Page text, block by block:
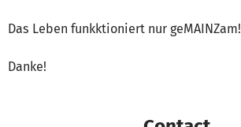
Das Leben funkktioniert nur geMAINZam!
Danke!